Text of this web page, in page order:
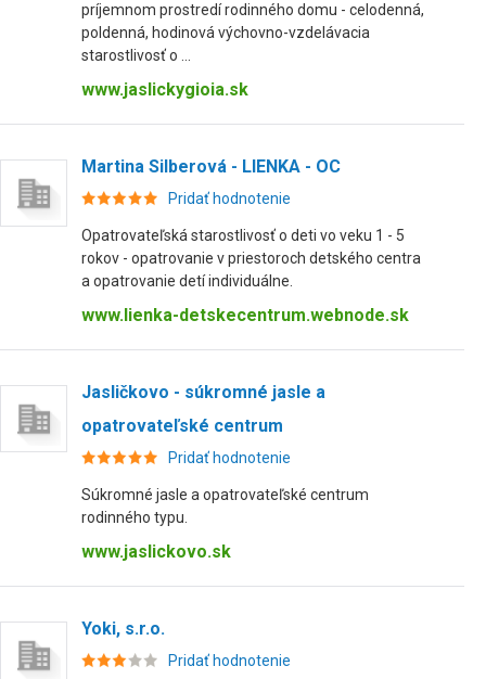
príjemnom prostredí rodinného domu - celodenná,
poldenná, hodinová výchovno-vzdelávacia
starostlivosť o ...
www.jaslickygioia.sk
Martina Silberová - LIENKA - OC
Pridať hodnotenie
Opatrovateľská starostlivosť o deti vo veku 1 - 5
rokov - opatrovanie v priestoroch detského centra
a opatrovanie detí individuálne.
www.lienka-detskecentrum.webnode.sk
Jasličkovo - súkromné jasle a
opatrovateľské centrum
Pridať hodnotenie
Súkromné jasle a opatrovateľské centrum
rodinného typu.
www.jaslickovo.sk
Yoki, s.r.o.
Pridať hodnotenie